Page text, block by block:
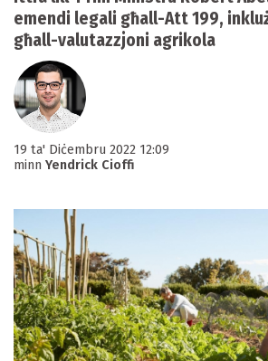
emendi legali għall-Att 199,
għall-valutazzjoni agrikola
19 ta' Diċembru 2022 12:09
minn Yendrick Cioffi